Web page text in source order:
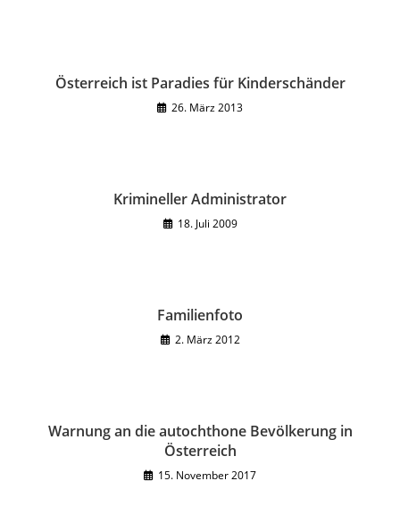
Österreich ist Paradies für Kinderschänder
26. März 2013
Krimineller Administrator
18. Juli 2009
Familienfoto
2. März 2012
Warnung an die autochthone Bevölkerung in
Österreich
15. November 2017